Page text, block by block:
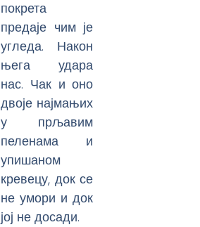
покрета
предаје чим је
угледа. Након
њега удара
нас. Чак и оно
двоје најмањих
у прљавим
пеленама и
упишаном
кревецу, док се
не умори и док
јој не досади.